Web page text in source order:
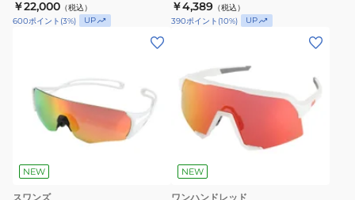
￥22,000 （税込）
600ポイント (3%) UP
￥4,389 （税込）
390ポイント (10%) UP
NEW
スワンズ
NEW
ワンハンドレッド